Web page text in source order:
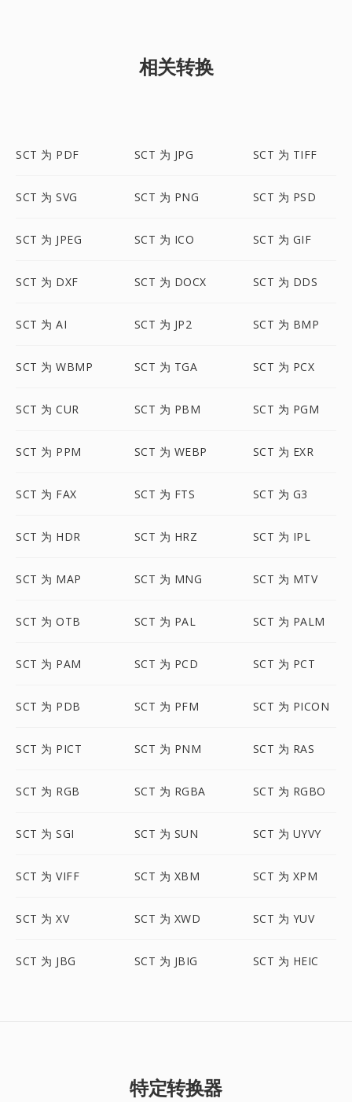
相关转换
SCT 为 PDF SCT 为 JPG SCT 为 TIFF
SCT 为 SVG SCT 为 PNG SCT 为 PSD
SCT 为 JPEG SCT 为 ICO SCT 为 GIF
SCT 为 DXF SCT 为 DOCX SCT 为 DDS
SCT 为 AI SCT 为 JP2 SCT 为 BMP
SCT 为 WBMP SCT 为 TGA SCT 为 PCX
SCT 为 CUR SCT 为 PBM SCT 为 PGM
SCT 为 PPM SCT 为 WEBP SCT 为 EXR
SCT 为 FAX SCT 为 FTS SCT 为 G3
SCT 为 HDR SCT 为 HRZ SCT 为 IPL
SCT 为 MAP SCT 为 MNG SCT 为 MTV
SCT 为 OTB SCT 为 PAL SCT 为 PALM
SCT 为 PAM SCT 为 PCD SCT 为 PCT
SCT 为 PDB SCT 为 PFM SCT 为 PICON
SCT 为 PICT SCT 为 PNM SCT 为 RAS
SCT 为 RGB SCT 为 RGBA SCT 为 RGBO
SCT 为 SGI SCT 为 SUN SCT 为 UYVY
SCT 为 VIFF SCT 为 XBM SCT 为 XPM
SCT 为 XV SCT 为 XWD SCT 为 YUV
SCT 为 JBG SCT 为 JBIG SCT 为 HEIC
特定转换器